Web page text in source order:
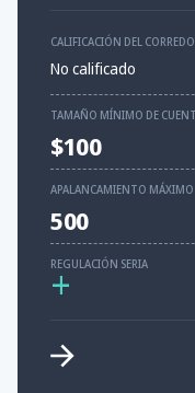
CALIFICACIÓN DEL
No calificado
TAMAÑO MÍNIMO DE
$100
APALANCAMIENTO MÁXIMO
500
REGULACIÓN SERIA
+